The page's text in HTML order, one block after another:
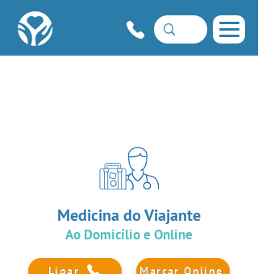
Medicina do Viajante
Ao Domicílio e Online
Ligar Marcar Online